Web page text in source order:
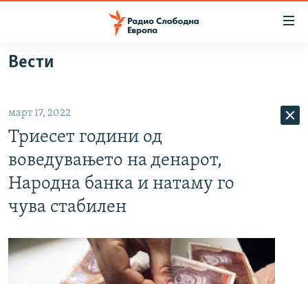
Оди
на
главната
навигација
Премини
на
пребарување
ВИЗУЕЛНО
ВЕСТИ
ШТО ТРЕБА ДА ЗНАЕТЕ
ПРИЈАВИ СЕ ЗА ЊУЗЛЕТЕР
ПОДКАСТ ЗОШТО?
СЛЕДЕТЕ НЕ
Вести
март 17, 2022
Триесет години од
воведувањето на денарот,
Народна банка и натаму го
чува стабилен